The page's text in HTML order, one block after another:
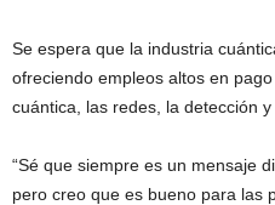
Se espera que la industria
ofreciendo empleos altos en
cuántica, las redes, la detección y
“Sé que siempre es un mensaje
pero creo que es bueno para las